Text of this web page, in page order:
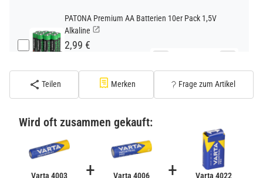
PATONA Premium AA Batterien 10er Pack 1,5V
Alkaline
2,99 €
(Standard)
Lithium
inkl. 19% USt. zzgl.Versand
(Gefahrgut UN3090 Versand
gem. SV188 ADR)
Teilen Merken Frage zum Artikel
Wird oft zusammen gekauft:
Varta 4003
+
Varta 4006
+
Varta 4022